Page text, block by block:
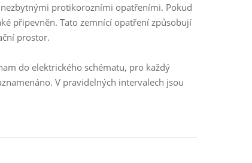
protikorozními opatřeními. Pokud
připevněn. Tato zemnící opatření způsobují
prostor.
do elektrického schématu, pro každý
V pravidelných intervalech jsou